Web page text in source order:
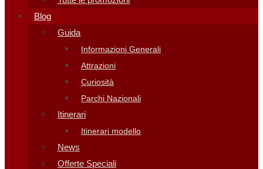
Blog
Guida
Informazioni Generali
Attrazioni
Curiosità
Parchi Nazionali
Itinerari
Itinerari modello
News
Offerte Speciali